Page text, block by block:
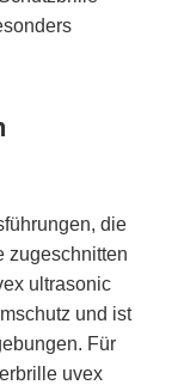
die
zugeschnitten
ultrasonic
und ist
Für
uvex